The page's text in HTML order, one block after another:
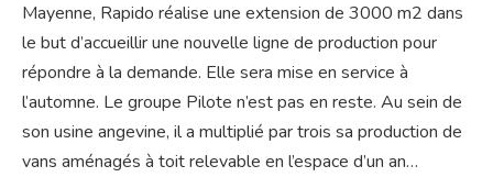
Mayenne, Rapido réalise une extension de 3000 m2 dans
le but d’accueillir une nouvelle ligne de production pour
répondre à la demande. Elle sera mise en service à
l’automne. Le groupe Pilote n’est pas en reste. Au sein de
son usine angevine, il a multiplié par trois sa production de
vans aménagés à toit relevable en l’espace d’un an…